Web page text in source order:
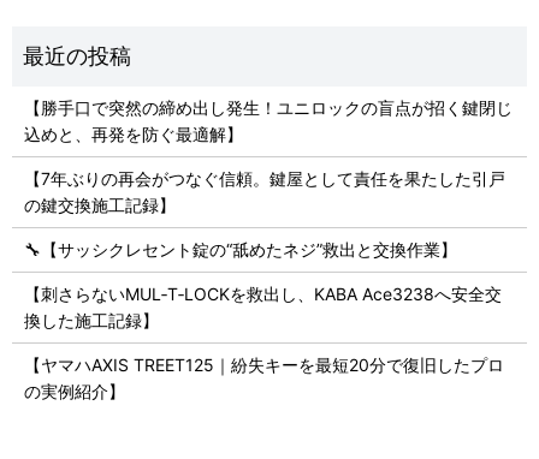
【勝手口で突然の締め出し発生！ユニロックの盲点が招く鍵閉じ
込めと、再発を防ぐ最適解】
【7年ぶりの再会がつなぐ信頼。鍵屋として責任を果たした引戸
の鍵交換施工記録】
🔧【サッシクレセント錠の“舐めたネジ”救出と交換作業】
【刺さらないMUL‑T‑LOCKを救出し、KABA Ace3238へ安全交
換した施工記録】
【ヤマハAXIS TREET125｜紛失キーを最短20分で復旧したプロ
の実例紹介】